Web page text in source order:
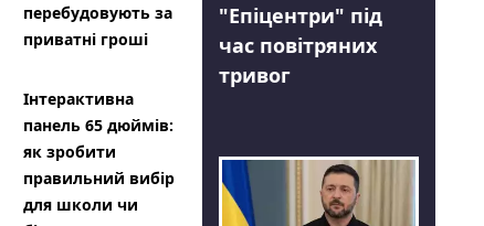
перебудовують за
приватні гроші
Інтерактивна
панель 65 дюймів:
як зробити
правильний вибір
для школи чи
"Епіцентри" під
час повітряних
тривог